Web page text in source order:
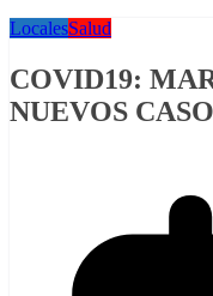
LocalesSalud
COVID19:
NUEVOS